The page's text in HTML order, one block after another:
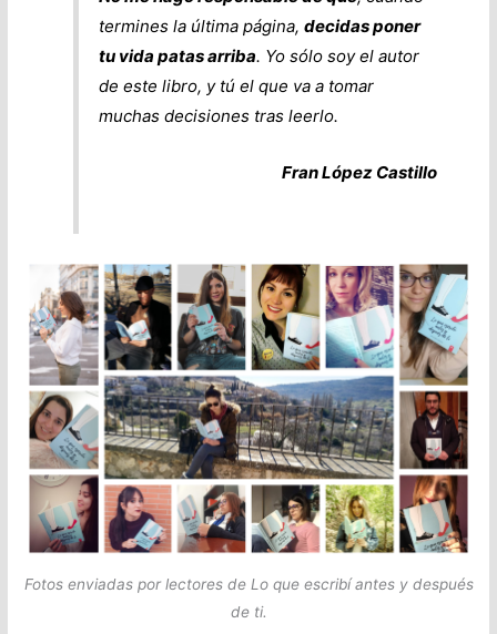
termines la última página,decidas poner
tu vida patas arriba. Yo sólo soy el autor
de este libro, y tú el que va a tomar
muchas decisiones tras leerlo.
Fran López Castillo
Fotos enviadas por lectores de Lo que escribí antes y después
de ti.